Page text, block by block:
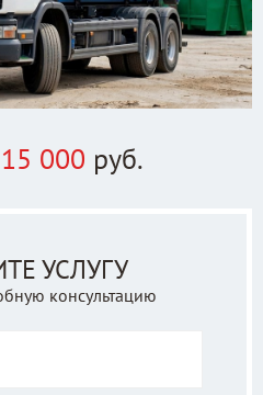
15 000 руб.
УСЛУГУ
консультацию